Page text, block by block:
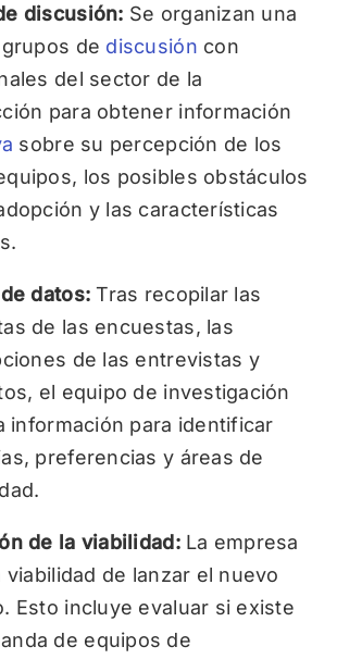
discusión: Se organizan una
de discusión con
del sector de la
para obtener información
sobre su percepción de los
los posibles obstáculos
y las características
datos:Tras recopilar las
de las encuestas, las
de las entrevistas y
el equipo de investigación
información para identificar
preferencias y áreas de
de la viabilidad:La empresa
viabilidad de lanzar el nuevo
Esto incluye evaluar si existe
de equipos de